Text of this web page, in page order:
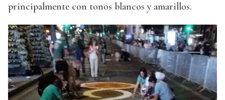
principalmente con tonos blancos y amarillos.